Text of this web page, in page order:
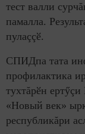
тест валли
памалла.
пулаççӗ.
СПИДпа тата
профилактика
тухтăрӗн
«Новый век»
республикăри